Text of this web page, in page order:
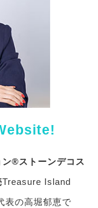
®ストーンデコス
Treasure Island
表の高堀郁恵で